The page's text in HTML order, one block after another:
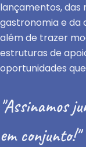
lançamentos, das
gastronomia e da
além de trazer
estruturas de
oportunidades
"Assinamos
em conjunto!"